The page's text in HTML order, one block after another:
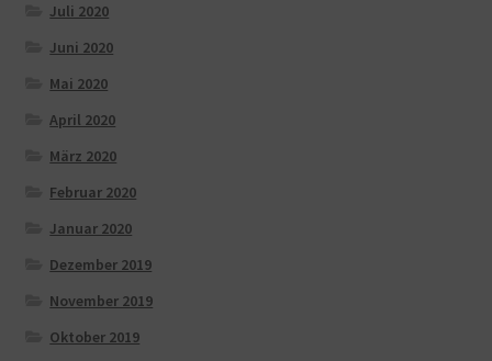
Juli 2020
Juni 2020
Mai 2020
April 2020
März 2020
Februar 2020
Januar 2020
Dezember 2019
November 2019
Oktober 2019